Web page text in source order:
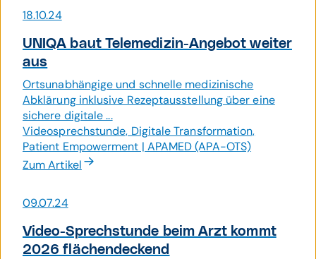
18.10.24
UNIQA baut Tele­medizin-Ange­bot weiter
aus
Ortsunabhängige und schnelle medizinische
Abklärung inklusive Rezeptausstellung über eine
sichere digitale ...
Videosprechstunde, Digitale Transformation,
Patient Empowerment | APAMED (APA-OTS)
Zum Artikel
09.07.24
Video-Sprech­stunde beim Arzt kommt
2026 flächen­deckend